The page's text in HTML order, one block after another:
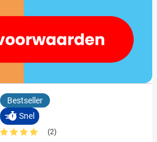
Bestseller
Snel
(2)